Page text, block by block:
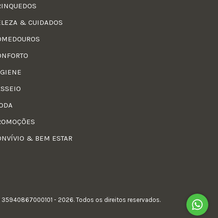
& CUIDADOS
& BEM ESTAR
- 35940867000101 - 2026. Todos os direitos reservados.